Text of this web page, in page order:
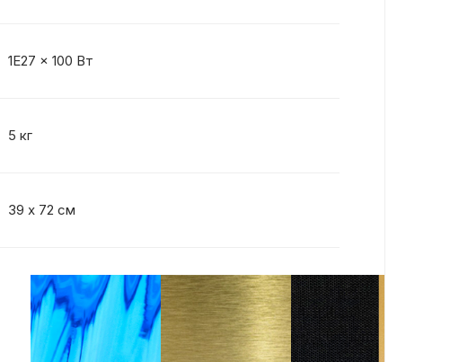
1E27 x 100 Вт
5 кг
39 х 72 см